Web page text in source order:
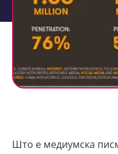
Што е медиумска